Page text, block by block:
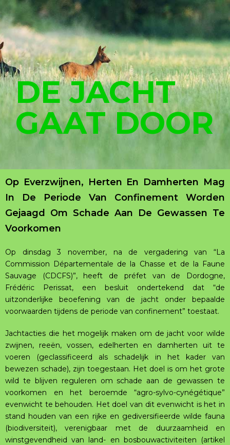
DE JACHT
GAAT DOOR
Op Everzwijnen, Herten En Damherten Mag
In De Periode Van Confinement Worden
Gejaagd Om Schade Aan De Gewassen Te
Voorkomen
Op dinsdag 3 november, na de vergadering van “La
Commission Départementale de la Chasse et de la Faune
Sauvage (CDCFS)”, heeft de préfet van de Dordogne,
Frédéric Perissat, een besluit ondertekend dat “de
uitzonderlijke beoefening van de jacht onder bepaalde
voorwaarden tijdens de periode van confinement” toestaat.
Jachtacties die het mogelijk maken om de jacht voor wilde
zwijnen, reeën, vossen, edelherten en damherten uit te
voeren (geclassificeerd als schadelijk in het kader van
bewezen schade), zijn toegestaan. Het doel is om het grote
wild te blijven reguleren om schade aan de gewassen te
voorkomen en het beroemde “agro-sylvo-cynégétique”
evenwicht te behouden. Het doel van dit evenwicht is het in
stand houden van een rijke en gediversifieerde wilde fauna
(biodiversiteit), verenigbaar met de duurzaamheid en
winstgevendheid van land- en bosbouwactiviteiten (artikel